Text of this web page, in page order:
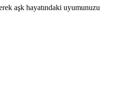
aşk hayatındaki uyumunuzu